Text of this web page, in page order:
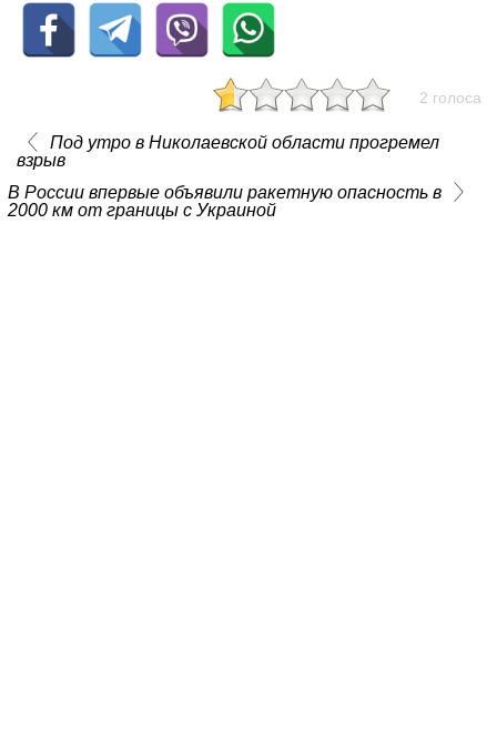
2 голоса
Под утро в Николаевской области прогремел
взрыв
В России впервые объявили ракетную опасность в
2000 км от границы с Украиной